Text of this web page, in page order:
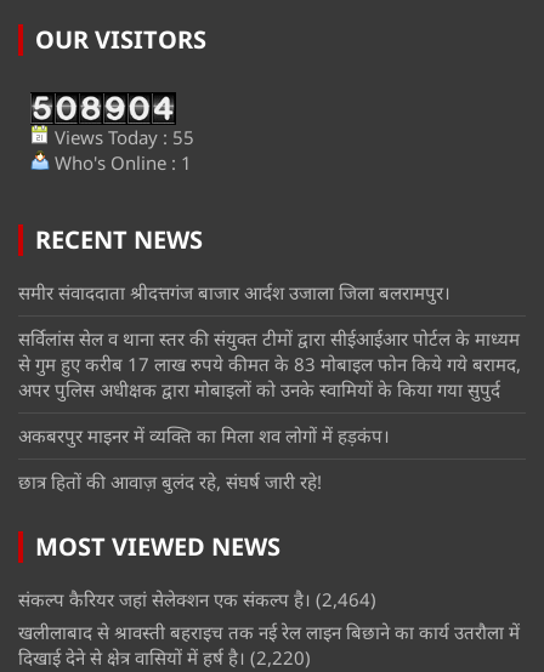
OUR VISITORS
Views Today : 55
Who's Online : 1
RECENT NEWS
समीर संवाददाता श्रीदत्तगंज बाजार आर्दश उजाला जिला बलरामपुर।
सर्विलांस सेल व थाना स्तर की संयुक्त टीमों द्वारा सीईआईआर पोर्टल के माध्यम
से गुम हुए करीब 17 लाख रुपये कीमत के 83 मोबाइल फोन किये गये बरामद,
अपर पुलिस अधीक्षक द्वारा मोबाइलों को उनके स्वामियों के किया गया सुपुर्द
अकबरपुर माइनर में व्यक्ति का मिला शव लोगों में हड़कंप।
छात्र हितों की आवाज़ बुलंद रहे, संघर्ष जारी रहे!
MOST VIEWED NEWS
संकल्प कैरियर जहां सेलेक्शन एक संकल्प है। (2,464)
खलीलाबाद से श्रावस्ती बहराइच तक नई रेल लाइन बिछाने का कार्य उतरौला में
दिखाई देने से क्षेत्र वासियों में हर्ष है। (2,220)